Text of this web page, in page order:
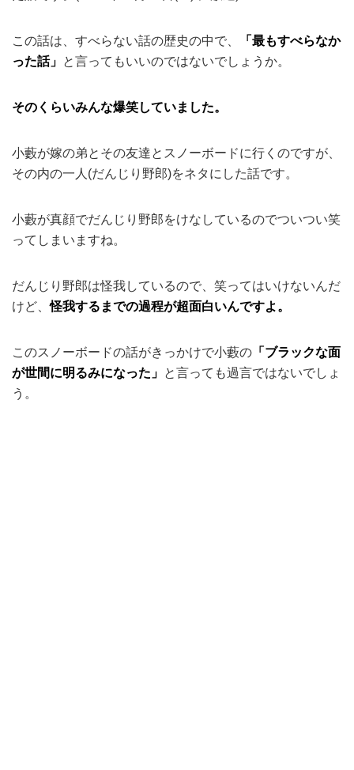
この話は、すべらない話の歴史の中で、
「最もすべらなか
った話」 と言ってもいいのではないでしょうか。
そのくらいみんな爆笑していました。
小藪が嫁の弟とその友達とスノーボードに行くのですが、
その内の一人(だんじり野郎)をネタにした話です。
小藪が真顔でだんじり野郎をけなしているのでついつい笑
ってしまいますね。
だんじり野郎は怪我しているので、笑ってはいけないんだ
けど、怪我するまでの過程が超面白いんですよ。
このスノーボードの話がきっかけで小藪の 「ブラックな面
が世間に明るみになった」 と言っても過言ではないでしょ
う。